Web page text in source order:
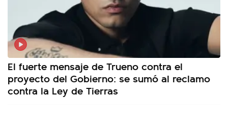
El fuerte mensaje de Trueno contra el
proyecto del Gobierno: se sumó al reclamo
contra la Ley de Tierras